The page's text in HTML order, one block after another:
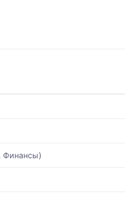
Финансы)